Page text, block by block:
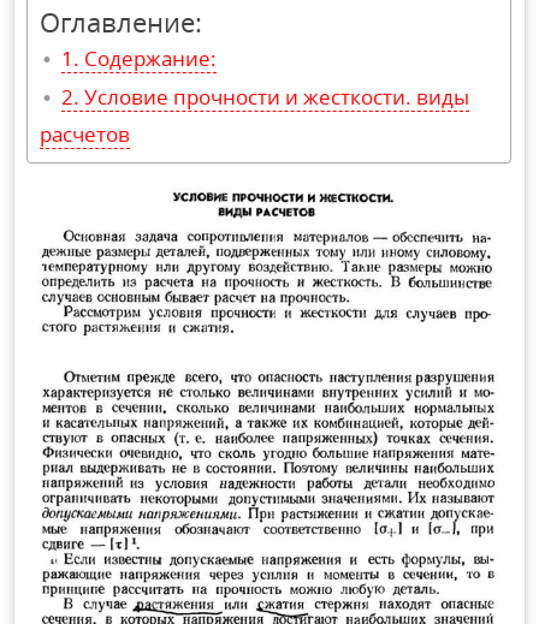
Оглавление:
Содержание:
Условие прочности и жесткости. виды
расчетов